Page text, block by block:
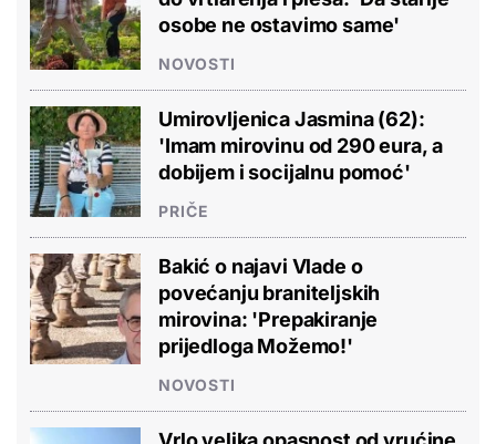
osobe ne ostavimo same'
NOVOSTI
Umirovljenica Jasmina (62):
'Imam mirovinu od 290 eura, a
dobijem i socijalnu pomoć'
PRIČE
Bakić o najavi Vlade o
povećanju braniteljskih
mirovina: 'Prepakiranje
prijedloga Možemo!'
NOVOSTI